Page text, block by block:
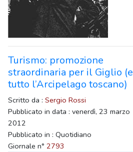
Turismo: promozione
straordinaria per il Giglio (e
tutto l’Arcipelago toscano)
Scritto da : Sergio Rossi
Pubblicato in data : venerdì, 23 marzo
2012
Pubblicato in : Quotidiano
Giornale n° 2793